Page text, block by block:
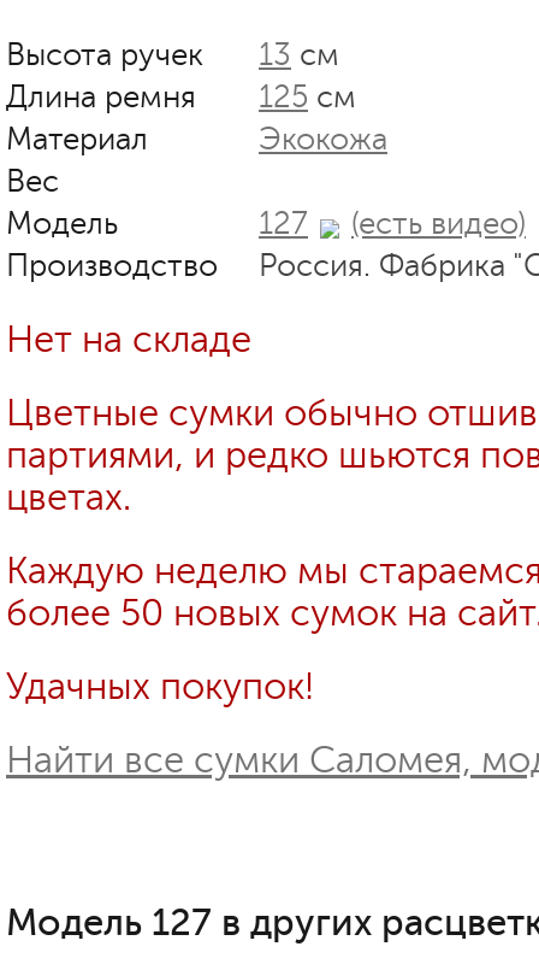
Высота ручек 13 см
Длина ремня
125 см
Материал
Экокожа
Вес
Модель
127
(есть видео)
Производство
Россия. Фабрика
Нет на складе
Цветные сумки обычно
партиями, и редко шьются
цветах.
Каждую неделю мы
более 50 новых сумок на
Удачных покупок!
Найти все сумки Саломея,
Модель 127 в других